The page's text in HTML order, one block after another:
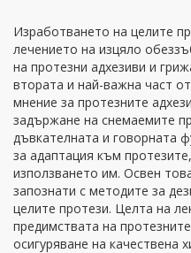
Изработването на целите
лечението на изцяло
на протезни адхезиви и
втората и най-важна част
мнение за протезните
задържане на снемаемите
дъвкателната и говорната
за адаптация към
използването им. Освен
запознати с методите за
целите протези. Целта на
предимствата на
осигуряване на качествена